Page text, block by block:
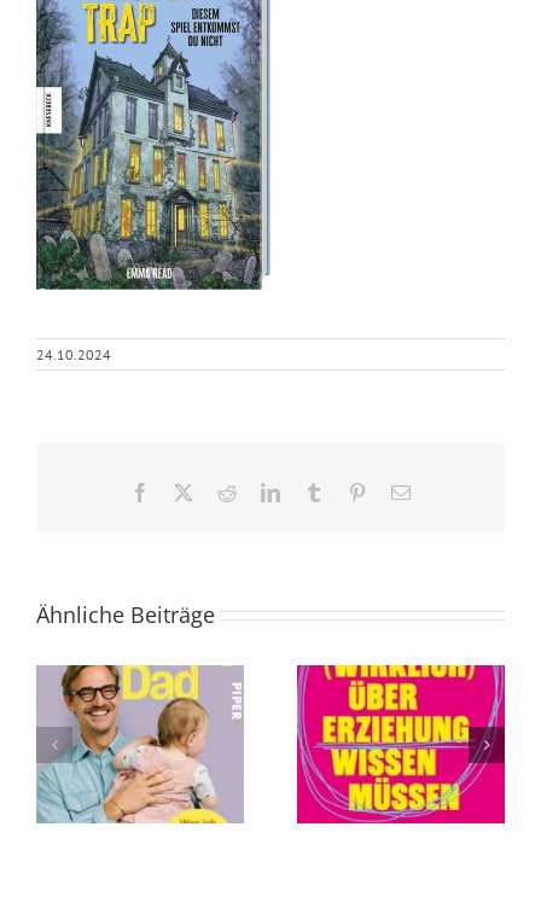
24.10.2024
Facebook RedditLinkedInTumblr Pinterest
E-
Ähnliche Beiträge
Was Sie (wirklich)
über Erziehung
wissen müssen
von Tillman
Prüfer
Die Abschaffung
des Todes von
Andreas
Eschbach